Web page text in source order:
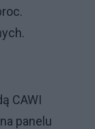
CAWI
panelu